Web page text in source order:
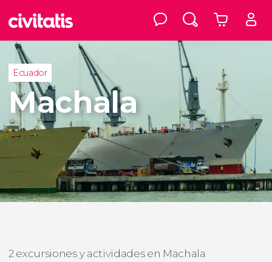
Ecuador
Machala
2 excursiones y actividades en Machala